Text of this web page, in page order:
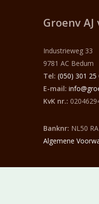
Groenv
Industrieweg 33
9781 AC Bedum
Tel: (050) 301 25
E-mail:
KvK nr.:
Banknr: NL50
Algemene